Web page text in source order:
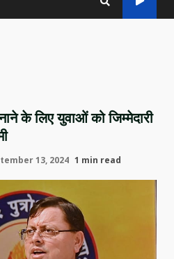
के लिए युवाओं को जिम्मेदारी
13, 2024 1 min read